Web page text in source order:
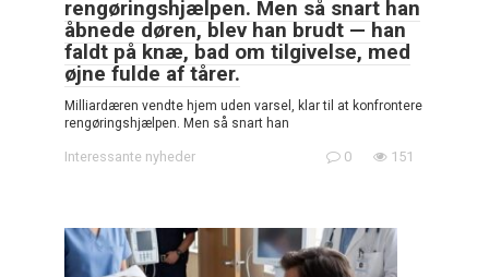
rengøringshjælpen. Men så snart han
åbnede døren, blev han brudt — han
faldt på knæ, bad om tilgivelse, med
øjne fulde af tårer.
Milliardæren vendte hjem uden varsel, klar til at konfrontere
rengøringshjælpen. Men så snart han
Interessante nyheder 0 151